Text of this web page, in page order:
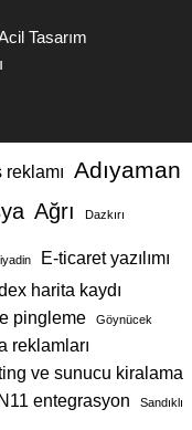
Tasarım
reklamı Adıyaman
Ağrı Dazkırı
E-ticaret yazılımı
harita kaydı
pingleme
Göynücek
reklamları
ve sunucu kiralama
entegrasyon Sandıklı